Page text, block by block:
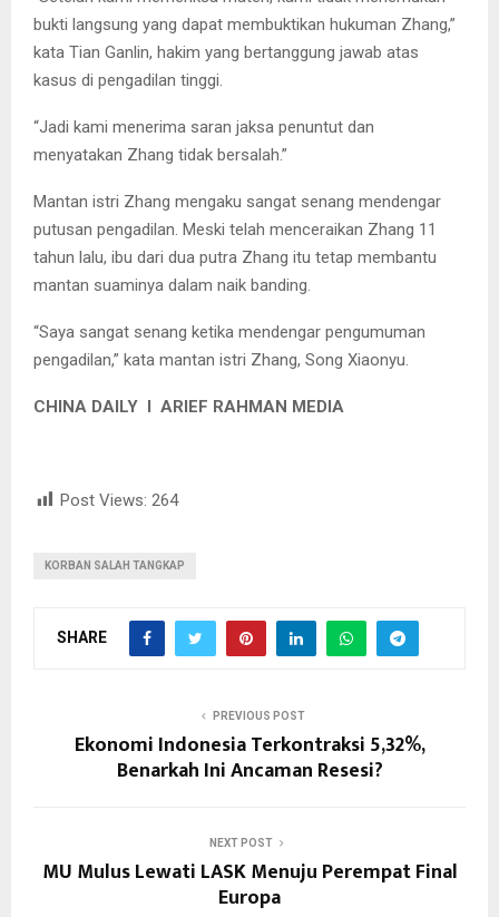
bukti langsung yang dapat membuktikan hukuman Zhang,”
kata Tian Ganlin, hakim yang bertanggung jawab atas
kasus di pengadilan tinggi.
“Jadi kami menerima saran jaksa penuntut dan
menyatakan Zhang tidak bersalah.”
Mantan istri Zhang mengaku sangat senang mendengar
putusan pengadilan. Meski telah menceraikan Zhang 11
tahun lalu, ibu dari dua putra Zhang itu tetap membantu
mantan suaminya dalam naik banding.
“Saya sangat senang ketika mendengar pengumuman
pengadilan,” kata mantan istri Zhang, Song Xiaonyu.
CHINA DAILY I ARIEF RAHMAN MEDIA
Post Views: 264
KORBAN SALAH TANGKAP
SHARE
PREVIOUS POST
Ekonomi Indonesia Terkontraksi 5,32%,
Benarkah Ini Ancaman Resesi?
NEXT POST
MU Mulus Lewati LASK Menuju Perempat Final
Europa